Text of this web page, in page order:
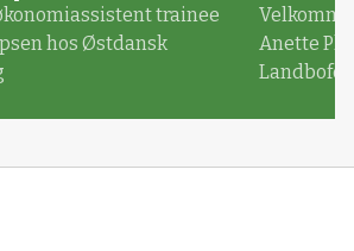
trainee
hos Østdansk
Anette